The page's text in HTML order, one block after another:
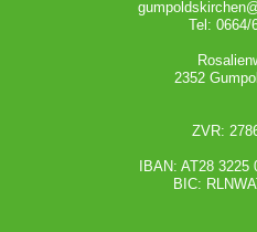
Tel: 0664/
2352
ZVR:
IBAN: AT28
BIC: